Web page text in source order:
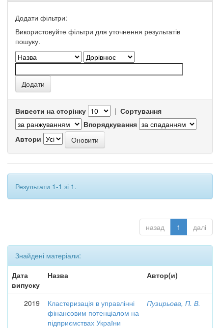
Додати фільтри:
Використовуйте фільтри для уточнення результатів
пошуку.
Вивести на сторінку | Сортування
Впорядкування
Автори
Результати 1-1 зі 1.
назад 1 далі
Знайдені матеріали:
Дата
випуску
Назва Автор(и)
2019
Кластеризація в управлінні
фінансовим потенціалом на
підприємствах України
Пузирьова, П. В.